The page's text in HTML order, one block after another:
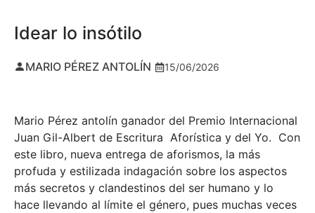
Idear lo insótilo
MARIO PÉREZ ANTOLÍN 15/06/2026
Mario Pérez antolín ganador del Premio Internacional
Juan Gil-Albert de Escritura Aforística y del Yo. Con
este libro, nueva entrega de aforismos, la más
profuda y estilizada indagación sobre los aspectos
más secretos y clandestinos del ser humano y lo
hace llevando al límite el género, pues muchas veces